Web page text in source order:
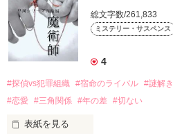
詳しく検索
タイトル キーワード
総文字数/261,833
ミステリー・サスペンス
4
#探偵vs犯罪組織 #宿命のライバル #謎解き
#恋愛 #三角関係 #年の差 #切ない
表紙を見る